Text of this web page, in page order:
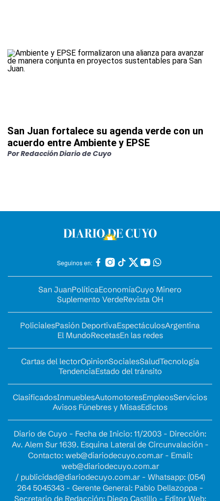
San Juan fortalece su agenda verde con un
acuerdo entre Ambiente y EPSE
PorRedacción Diario de Cuyo
Seguinos en:
San JuanPolíticaEconomíaCuyo Minero
Suplemento VerdeRevista OH
PolicialesPasión DeportivaEspectáculosArgentina
El MundoRecetasEn las redes
Cartas del lectorOpinionSocialesSaludTecnología
TendenciaEstado del tránsito
ClasificadosInmueblesAutomotoresEmpleosServicios
Avisos Fúnebres y MisasEdictos
Diario de Cuyo - Fecha de Inicio: 11/2003 - Dirección:
Av. Alem Sur 1639. Esquina Lateral de Circunvalación -
Contacto: web@diariodecuyo.com.ar- Email:
web@diariodecuyo.com.ar
/ publicidad@diariodecuyo.com.ar- Whatsapp: (054)
264 5045343 - Gerente General: Pablo Dellazoppa -
Secretario de Redacción: Diego Castillo - Editor Web: